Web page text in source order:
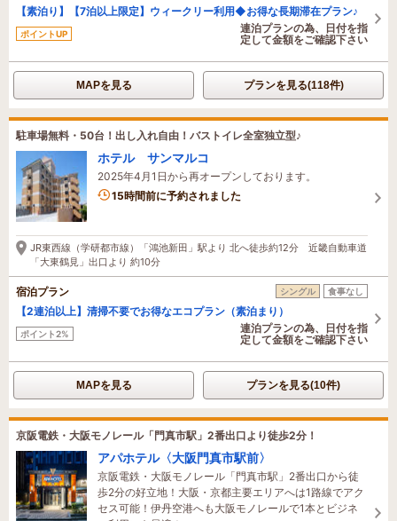
【素泊り】【7泊以上限定】ウィークリー利用◆お得な長期滞在プラン♪
ポイントUP
連泊プランの為、日付を指
定して金額をご確認下さい
MAPを見る プランを見る(118件)
駐車場無料・50台！出し入れ自由！バストイレ全室独立型♪
ホテル サンマルコ
2025年4月1日から再オープンしております。
1名がこの宿を見ています
JR東西線（学研都市線）「鴻池新田」駅より 北へ徒歩約12分 近畿自動車道
「大東鶴見」出口より 約10分
宿泊プラン シングル 食事なし
【2連泊以上】清掃不要でお得なエコプラン（素泊まり）
ポイント2%
連泊プランの為、日付を指
定して金額をご確認下さい
MAPを見る プランを見る(10件)
京阪電鉄・大阪モノレール「門真市駅」2番出口より徒歩2分！
アパホテル〈大阪門真市駅前〉
京阪電鉄・大阪モノレール「門真市駅」2番出口から徒
歩2分の好立地！大阪・京都主要エリアへは1路線でアク
セス可能！伊丹空港へも大阪モノレールで1本とビジネ